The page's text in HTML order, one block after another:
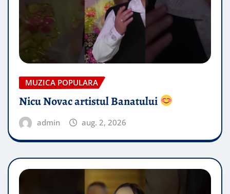
MUZICA POPULARA
Nicu Novac artistul Banatului
admin aug. 2, 2026